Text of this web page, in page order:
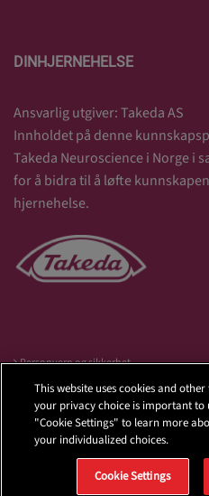
DINHJERNEHELSE
Ansvarlig utgiver: Takeda AS
Innholdet på denne
Takeda Neuroscience i Norge i
for å bidra til å løfte
hjernehelse.
Personvern og sikkerhet
Takeda.no
C-APROM/NO/
This website uses cookies and
your privacy choice is important to
"Cookie Settings" to learn more
your individualized choices.
Cookie Settings